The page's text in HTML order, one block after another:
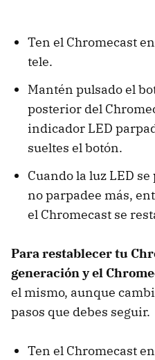
Ten el Chromecast
tele.
Mantén pulsado el
posterior del
indicador LED
sueltes el botón.
Cuando la luz LED
no parpadee más,
el Chromecast se
Para restablecer tu
generación y el
el mismo, aunque
pasos que debes seguir.
Ten el Chromecast